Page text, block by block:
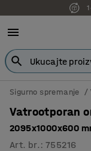
Sigurno spremanje
Vatrootporan
2095x1000x600
Art. br. :755216